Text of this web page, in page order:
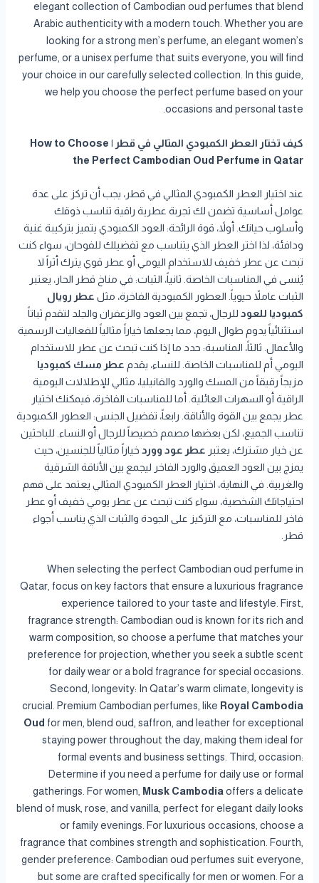
elegant collection of Cambodian oud perfumes that blend
Arabic authenticity with a modern touch. Whether you are
looking for a strong men’s perfume, an elegant women’s
perfume, or a unisex perfume that suits everyone, you will find
your choice in our carefully selected collection. In this guide,
we help you choose the perfect perfume based on your
occasions and personal taste.
كيف تختار العطر الكمبودي المثالي في قطر | How to Choose
the Perfect Cambodian Oud Perfume in Qatar
عند اختيار العطر الكمبودي المثالي في قطر، يجب أن تركز على عدة
عوامل أساسية تضمن لك تجربة عطرية راقية تناسب ذوقك
وأسلوب حياتك. أولاً، قوة الرائحة: العود الكمبودي يتميز بتركيبة غنية
ودافئة، لذا اختر العطر الذي يتناسب مع تفضيلك للفوحان، سواء كنت
تبحث عن عطر خفيف للاستخدام اليومي أو عطر قوي يترك أثراً لا
يُنسى في المناسبات الخاصة. ثانياً، الثبات: في مناخ قطر الحار، يعتبر
الثبات عاملاً حيوياً. العطور الكمبودية الفاخرة، مثل عطر رويال
كمبوديا للعود للرجال، تجمع بين العود والزعفران والجلد لتقدم ثباتاً
استثنائياً يدوم طوال اليوم، مما يجعلها خياراً مثالياً للفعاليات الرسمية
والأعمال. ثالثاً، المناسبة: حدد ما إذا كنت تبحث عن عطر للاستخدام
اليومي أم للمناسبات الخاصة. للنساء، يقدم عطر مسك كمبوديا
مزيجاً رقيقاً من المسك والورد والفانيليا، مثالي للإطلالات اليومية
الراقية أو السهرات العائلية. أما للمناسبات الفاخرة، فيمكنك اختيار
عطر يجمع بين القوة والأناقة. رابعاً، تفضيل الجنس: العطور الكمبودية
تناسب الجميع، لكن بعضها مصمم خصيصاً للرجال أو النساء. للباحثين
عن خيار مشترك، يعتبر عطر عود وورد خياراً مثالياً للجنسين، حيث
يمزج بين العود العميق والورد الفاخر ليجمع بين الأناقة الشرقية
والغربية. في النهاية، اختيار العطر الكمبودي المثالي يعتمد على فهم
احتياجاتك الشخصية، سواء كنت تبحث عن عطر يومي خفيف أو عطر
فاخر للمناسبات، مع التركيز على الجودة والثبات الذي يناسب أجواء
قطر.
When selecting the perfect Cambodian oud perfume in
Qatar, focus on key factors that ensure a luxurious fragrance
experience tailored to your taste and lifestyle. First,
fragrance strength: Cambodian oud is known for its rich and
warm composition, so choose a perfume that matches your
preference for projection, whether you seek a subtle scent
for daily wear or a bold fragrance for special occasions.
Second, longevity: In Qatar’s warm climate, longevity is
crucial. Premium Cambodian perfumes, like Royal Cambodia
Oud for men, blend oud, saffron, and leather for exceptional
staying power throughout the day, making them ideal for
formal events and business settings. Third, occasion:
Determine if you need a perfume for daily use or formal
gatherings. For women, Musk Cambodiaoffers a delicate
blend of musk, rose, and vanilla, perfect for elegant daily looks
or family evenings. For luxurious occasions, choose a
fragrance that combines strength and sophistication. Fourth,
gender preference: Cambodian oud perfumes suit everyone,
but some are crafted specifically for men or women. For a